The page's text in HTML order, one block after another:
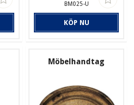
BM025-U
KÖP NU
Möbelhandtag